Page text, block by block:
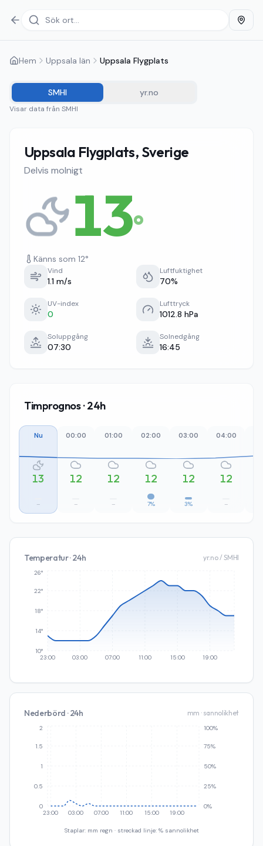
Hem Uppsala län Uppsala Flygplats
SMHI yr.no
Visar data från SMHI
Uppsala Flygplats, Sverige
Delvis molnigt
13°
Känns som 12°
Vind
1.1 m/s
Luftfuktighet
70%
UV-index
0
Lufttryck
1012.8 hPa
Soluppgång
07:30
Solnedgång
16:45
Timprognos · 24h
Nu
13
–
00:00
12
–
01:00
12
–
02:00
12
7%
03:00
12
3%
04:00
12
–
Temperatur · 24h yr.no / SMHI
23:00 03:00 07:00 11:00 15:00 19:00
10°
14°
18°
22°
26°
Nederbörd · 24h mm · sannolikhet
23:00 03:00 07:00 11:00 15:00 19:00
0
0.5
1
1.5
2
0%
25%
50%
75%
100%
Staplar: mm regn · streckad linje: % sannolikhet